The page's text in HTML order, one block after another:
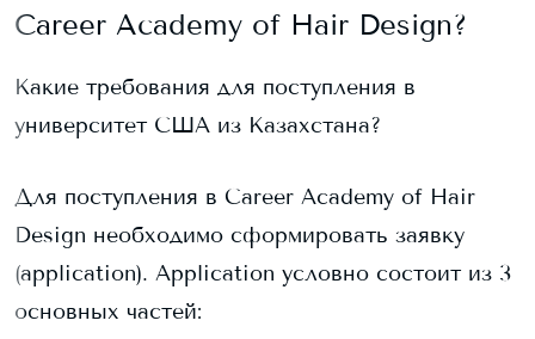
Career Academy of Hair Design?
Какие требования для поступления в
университет США из Казахстана?
Для поступления в Career Academy of Hair
Design необходимо сформировать заявку
(application). Application условно состоит из 3
основных частей: